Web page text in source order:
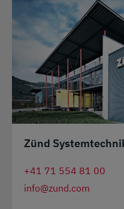
Zünd
+41 71 554 81 00
info@zund.com